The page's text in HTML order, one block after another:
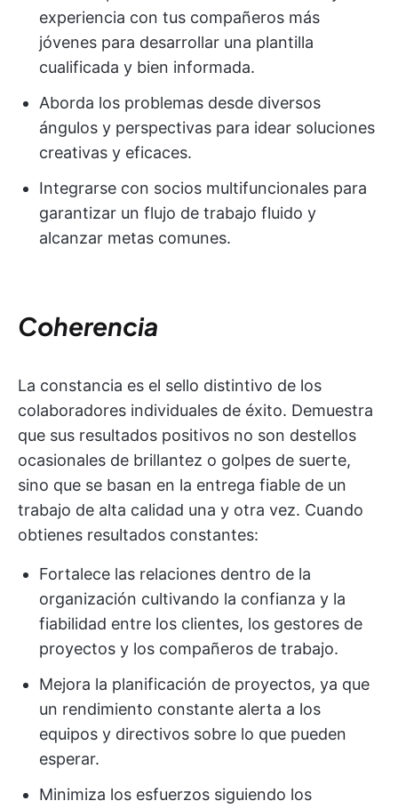
experiencia con tus compañeros más
jóvenes para desarrollar una plantilla
cualificada y bien informada.
Aborda los problemas desde diversos
ángulos y perspectivas para idear soluciones
creativas y eficaces.
Integrarse con socios multifuncionales para
garantizar un flujo de trabajo fluido y
alcanzar metas comunes.
Coherencia
La constancia es el sello distintivo de los
colaboradores individuales de éxito. Demuestra
que sus resultados positivos no son destellos
ocasionales de brillantez o golpes de suerte,
sino que se basan en la entrega fiable de un
trabajo de alta calidad una y otra vez. Cuando
obtienes resultados constantes:
Fortalece las relaciones dentro de la
organización cultivando la confianza y la
fiabilidad entre los clientes, los gestores de
proyectos y los compañeros de trabajo.
Mejora la planificación de proyectos, ya que
un rendimiento constante alerta a los
equipos y directivos sobre lo que pueden
esperar.
Minimiza los esfuerzos siguiendo los